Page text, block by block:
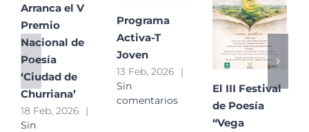
Arranca el V
Premio
Nacional de
Poesía
‘Ciudad de
Churriana’
18 Feb, 2026
|
Sin
Programa
Activa-T
Joven
13 Feb, 2026
|
Sin
comentarios
El III Festival
de Poesía
“Vega